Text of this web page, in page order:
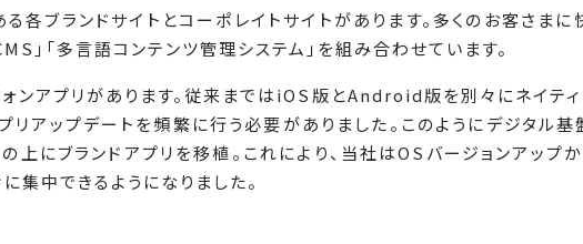
各ブランドサイトとコーポレイトサイトがあります。多くのお客さま
」「多言語コンテンツ管理システム」を組み合わせています。
ンアプリがあります。従来まではiOS版とAndroid版を別々にネイテ
リアップデートを頻繁に行う必要がありました。このようにデジタル
の上にブランドアプリを移植。これにより、当社はOSバージョンアッ
集中できるようになりました。